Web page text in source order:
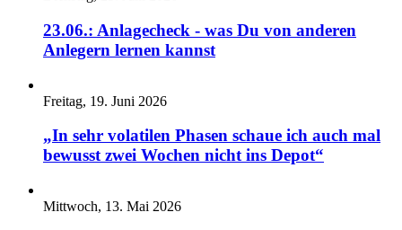
23.06.: Anlagecheck - was Du von anderen
Anlegern lernen kannst
Freitag, 19. Juni 2026
„In sehr volatilen Phasen schaue ich auch mal
bewusst zwei Wochen nicht ins Depot“
Mittwoch, 13. Mai 2026